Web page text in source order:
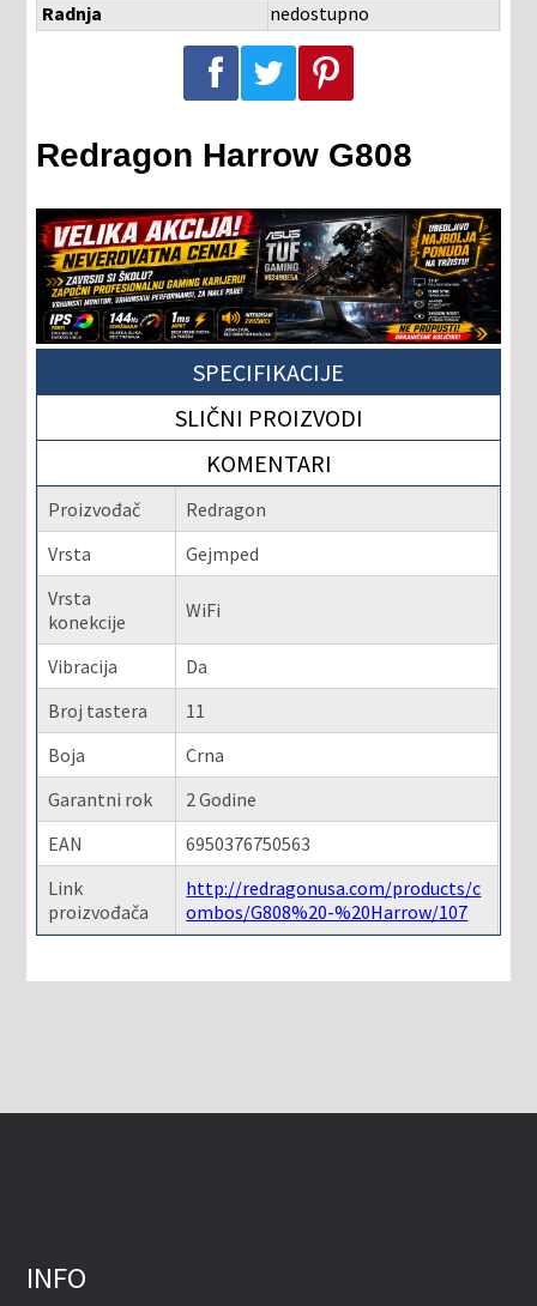
Radnja
nedostupno
Podeli na Facebook-u Podeli na Twitter-u Podeli na Pinterest-u
Redragon Harrow G808
SPECIFIKACIJE
SLIČNI PROIZVODI
KOMENTARI
Proizvođač
Redragon
Vrsta
Gejmped
Vrsta
konekcije
WiFi
Vibracija
Da
Broj tastera
11
Boja
Crna
Garantni rok
2 Godine
EAN
6950376750563
Link
proizvođača
http://redragonusa.com/products/c
ombos/G808%20-%20Harrow/107
INFO